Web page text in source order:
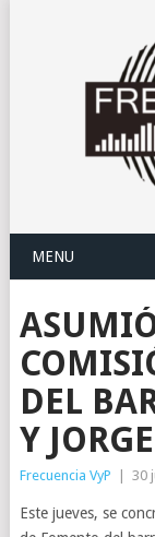
MENU
DEL
Y JORGE
Frecuencia VyP 30
Este jueves, se